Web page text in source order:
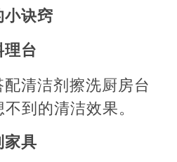
诀窍
台
清洁剂擦洗厨房台
到的清洁效果。
具